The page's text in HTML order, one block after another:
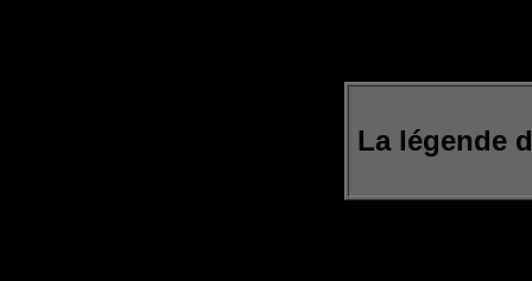
La légende